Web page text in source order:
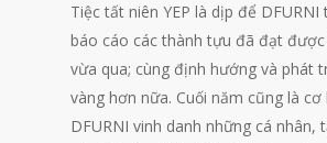
Tiệc tất niên YEP là dịp để DFURNI
báo cáo các thành tựu đã đạt
vừa qua; cùng định hướng và phát
vàng hơn nữa. Cuối năm cũng là cơ
DFURNI vinh danh những cá nhân,